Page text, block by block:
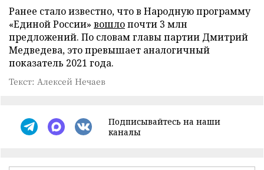
Ранее стало известно, что в Народную программу
«Единой России» вошлопочти 3 млн
предложений. По словам главы партии Дмитрий
Медведева, это превышает аналогичный
показатель 2021 года.
Текст: Алексей Нечаев
Подписывайтесь на наши
каналы